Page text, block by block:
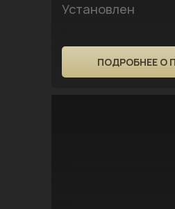
Установлен
ПОДРОБНЕЕ О